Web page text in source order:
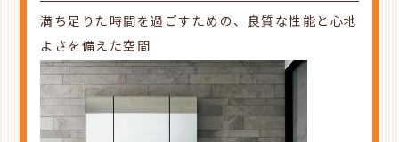
満ち足りた時間を過ごすための、良質な性能と心地
よさを備えた空間